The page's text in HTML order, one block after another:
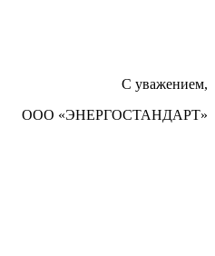
С уважением,
ООО «ЭНЕРГОСТАНДАРТ»